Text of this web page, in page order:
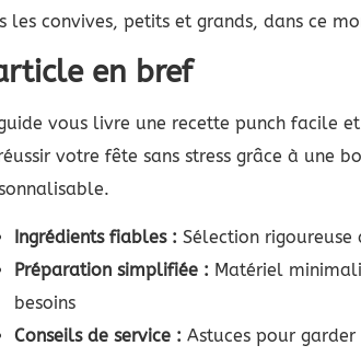
les convives, petits et grands, dans ce
en bref
vous livre une recette punch facile
votre fête sans stress grâce à une
Ingrédients fiables : Sélection
Préparation simplifiée : Matériel
besoins
Conseils de service : Astuces pour